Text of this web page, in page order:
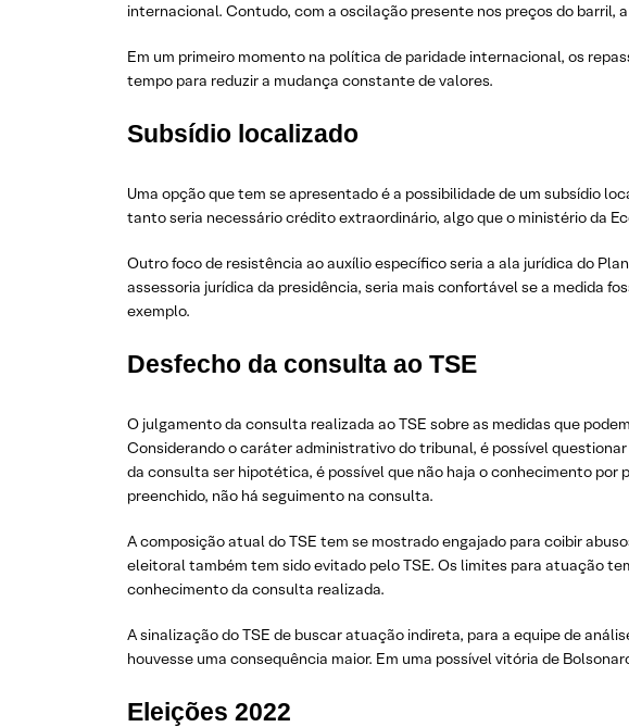
internacional. Contudo, com a oscilação presente nos preços do barril,
Em um primeiro momento na política de paridade internacional, os
tempo para reduzir a mudança constante de valores.
Subsídio localizado
Uma opção que tem se apresentado é a possibilidade de um subsídio
tanto seria necessário crédito extraordinário, algo que o ministério da
Outro foco de resistência ao auxílio específico seria a ala jurídica do
assessoria jurídica da presidência, seria mais confortável se a medida
exemplo.
Desfecho da consulta ao TSE
O julgamento da consulta realizada ao TSE sobre as medidas que
Considerando o caráter administrativo do tribunal, é possível
da consulta ser hipotética, é possível que não haja o conhecimento
preenchido, não há seguimento na consulta.
A composição atual do TSE tem se mostrado engajado para coibir
eleitoral também tem sido evitado pelo TSE. Os limites para atuação
conhecimento da consulta realizada.
A sinalização do TSE de buscar atuação indireta, para a equipe de
houvesse uma consequência maior. Em uma possível vitória de
Eleições 2022